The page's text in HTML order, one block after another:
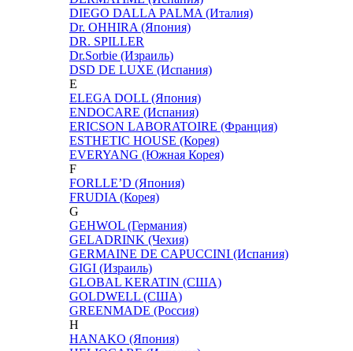
DIEGO DALLA PALMA (Италия)
Dr. OHHIRA (Япония)
DR. SPILLER
Dr.Sorbie (Израиль)
DSD DE LUXE (Испания)
E
ELEGA DOLL (Япония)
ENDOCARE (Испания)
ERICSON LABORATOIRE (Франция)
ESTHETIC HOUSE (Корея)
EVERYANG (Южная Корея)
F
FORLLE’D (Япония)
FRUDIA (Корея)
G
GEHWOL (Германия)
GELADRINK (Чехия)
GERMAINE DE CAPUCCINI (Испания)
GIGI (Израиль)
GLOBAL KERATIN (США)
GOLDWELL (США)
GREENMADE (Россия)
H
HANAKO (Япония)